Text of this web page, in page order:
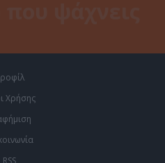
Χρήσης
RSS